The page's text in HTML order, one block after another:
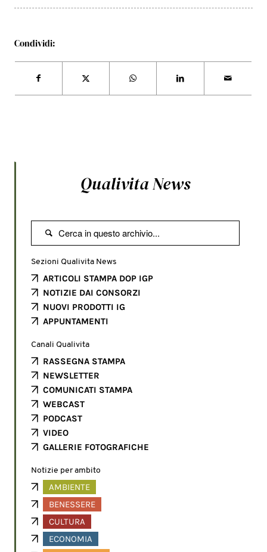
Condividi:
Qualivita News

Sezioni Qualivita News
ARTICOLI STAMPA DOP IGP
NOTIZIE DAI CONSORZI
NUOVI PRODOTTI IG
APPUNTAMENTI
Canali Qualivita
RASSEGNA STAMPA
NEWSLETTER
COMUNICATI STAMPA
WEBCAST
PODCAST
VIDEO
GALLERIE FOTOGRAFICHE
Notizie per ambito
AMBIENTE
BENESSERE
CULTURA
ECONOMIA